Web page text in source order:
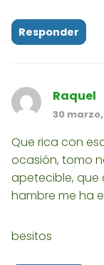
Responder
Raquel
30 marzo,
Que rica con
ocasión, tomo
apetecible, que
hambre me ha
besitos